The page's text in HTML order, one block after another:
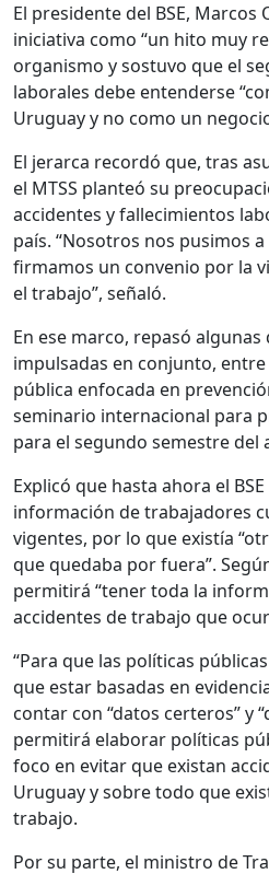
El presidente del BSE, Marcos
iniciativa como “un hito muy
organismo y sostuvo que el
laborales debe entenderse
Uruguay y no como un
El jerarca recordó que, tras
el MTSS planteó su
accidentes y fallecimientos
país. “Nosotros nos pusimos
firmamos un convenio por la
el trabajo”, señaló.
En ese marco, repasó algunas
impulsadas en conjunto,
pública enfocada en
seminario internacional para
para el segundo semestre del
Explicó que hasta ahora el
información de trabajadores
vigentes, por lo que existía
que quedaba por fuera”.
permitirá “tener toda la
accidentes de trabajo que
“Para que las políticas
que estar basadas en
contar con “datos certeros” y
permitirá elaborar políticas
foco en evitar que existan
Uruguay y sobre todo que
trabajo.
Por su parte, el ministro de